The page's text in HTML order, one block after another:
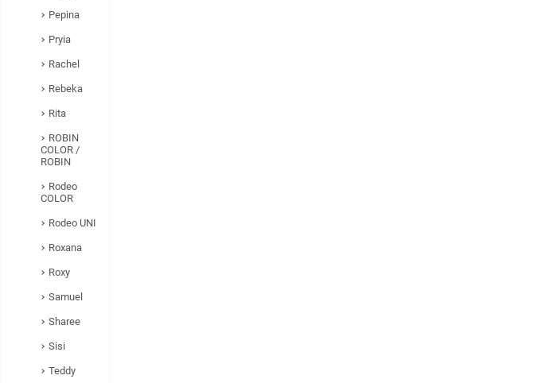
Pepina
Pryia
Rachel
Rebeka
Rita
ROBIN
COLOR /
ROBIN
Rodeo
COLOR
Rodeo UNI
Roxana
Roxy
Samuel
Sharee
Sisi
Teddy